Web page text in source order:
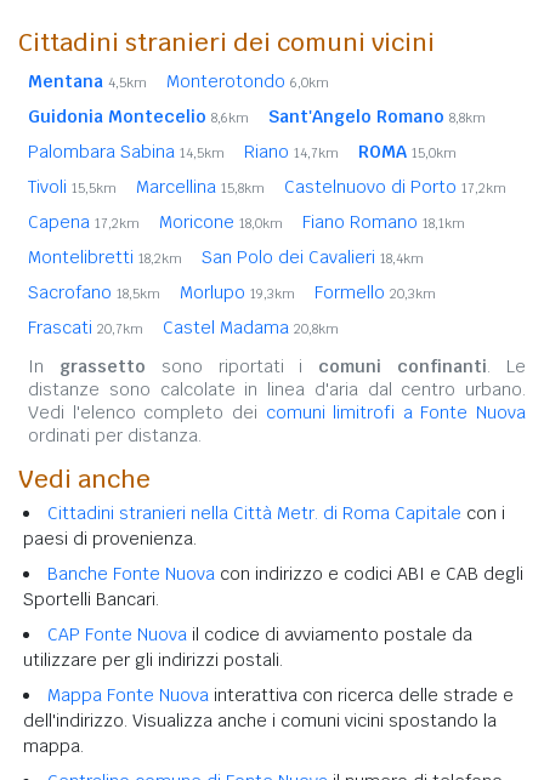
Cittadini stranieri dei comuni vicini
Mentana 4,5km Monterotondo 6,0km
Guidonia Montecelio 8,6km Sant'Angelo Romano 8,8km
Palombara Sabina 14,5km Riano 14,7km ROMA 15,0km
Tivoli 15,5km Marcellina 15,8km Castelnuovo di Porto 17,2km
Capena 17,2km Moricone 18,0km Fiano Romano 18,1km
Montelibretti 18,2km San Polo dei Cavalieri 18,4km
Sacrofano 18,5km Morlupo 19,3km Formello 20,3km
Frascati 20,7km Castel Madama 20,8km
In grassetto sono riportati i comuni confinanti. Le
distanze sono calcolate in linea d'aria dal centro urbano.
Vedi l'elenco completo dei comuni limitrofi a Fonte Nuova
ordinati per distanza.
Vedi anche
Cittadini stranieri nella Città Metr. di Roma Capitale con i
paesi di provenienza.
Banche Fonte Nuova con indirizzo e codici ABI e CAB degli
Sportelli Bancari.
CAP Fonte Nuova il codice di avviamento postale da
utilizzare per gli indirizzi postali.
Mappa Fonte Nuova interattiva con ricerca delle strade e
dell'indirizzo. Visualizza anche i comuni vicini spostando la
mappa.